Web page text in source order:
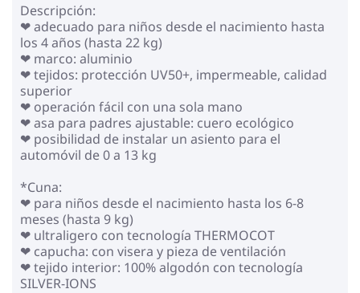
Descripción:
❤ adecuado para niños desde el nacimiento hasta
los 4 años (hasta 22 kg)
❤ marco: aluminio
❤ tejidos: protección UV50+, impermeable, calidad
superior
❤ operación fácil con una sola mano
❤ asa para padres ajustable: cuero ecológico
❤ posibilidad de instalar un asiento para el
automóvil de 0 a 13 kg
*Cuna:
❤ para niños desde el nacimiento hasta los 6-8
meses (hasta 9 kg)
❤ ultraligero con tecnología THERMOCOT
❤ capucha: con visera y pieza de ventilación
❤ tejido interior: 100% algodón con tecnología
SILVER-IONS